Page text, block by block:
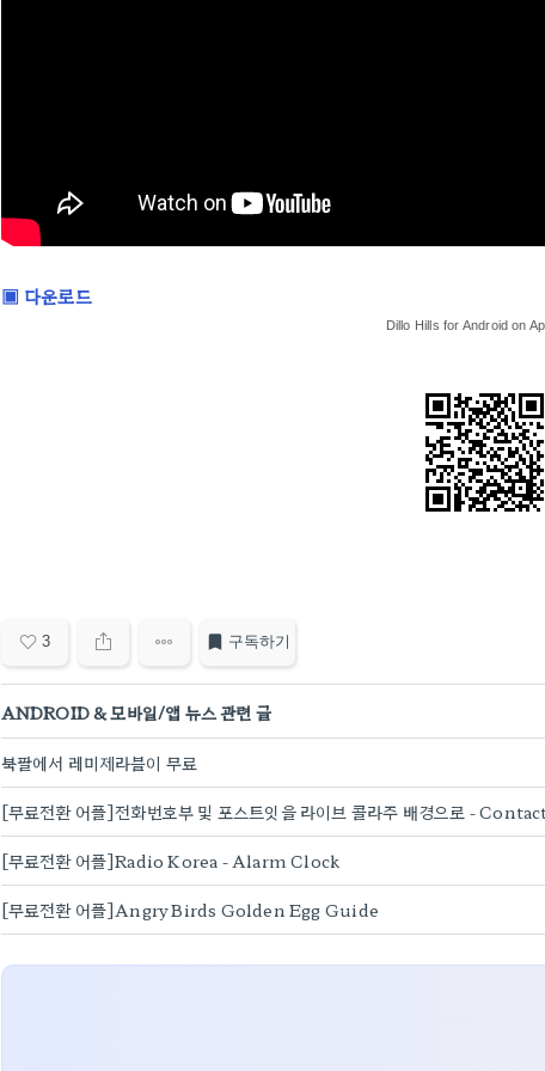
▣ 다운로드
Dillo Hills for Android on
3 구독하기
ANDROID & 모바일/앱 뉴스 관련 글
북팔에서 레미제라블이 무료
[무료전환 어플]전화번호부 및 포스트잇을 라이브 콜라주 배경으로 -
[무료전환 어플]Radio Korea - Alarm Clock
[무료전환 어플]Angry Birds Golden Egg Guide